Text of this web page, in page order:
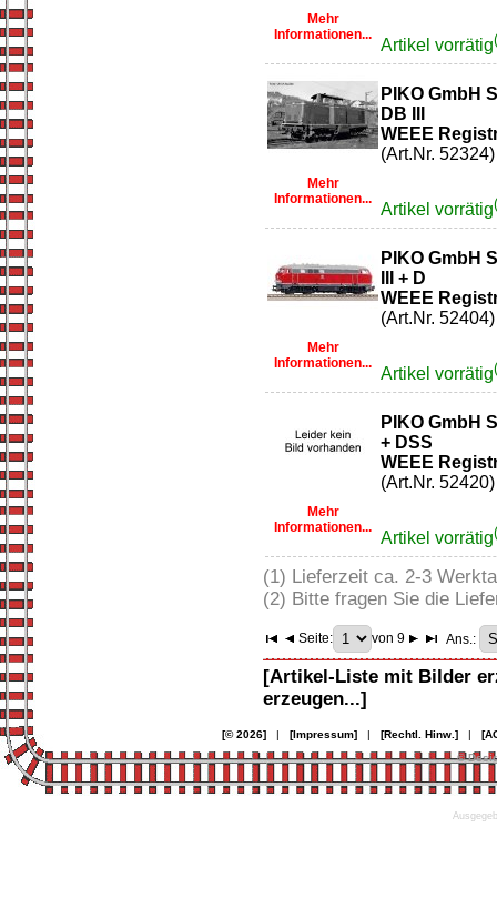
Mehr
Informationen...
Artikel vorrätig
Mehr
Informationen...
PIKO GmbH
DB III
WEEE
(Art.Nr. 52324)
Artikel vorrätig
Mehr
Informationen...
PIKO GmbH
III + D
WEEE
(Art.Nr. 52404)
Artikel vorrätig
Mehr
Informationen...
PIKO GmbH
+ DSS
WEEE
(Art.Nr. 52420)
Artikel vorrätig
(1) Lieferzeit ca. 2-3
(2) Bitte fragen Sie die
Seite: von 9 Ans.:
[Artikel-Liste mit Bilder
erzeugen...]
[© 2026]| [Impressum]| [Rechtl. Hinw.]|
©